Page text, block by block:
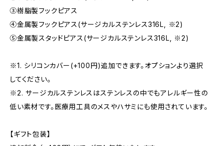
③樹脂製フックピアス
④金属製フックピアス(サージカルステンレス316L, ※2)
⑤金属製スタッドピアス(サージカルステンレス316L, ※2)
※1. シリコンカバー(+100円)追加できます。オプションより選択
してください。
※2. サージカルステンレスはステンレスの中でもアレルギー性の
低い素材です。医療用工具のメスやハサミにも使用されています。
【ギフト包装】